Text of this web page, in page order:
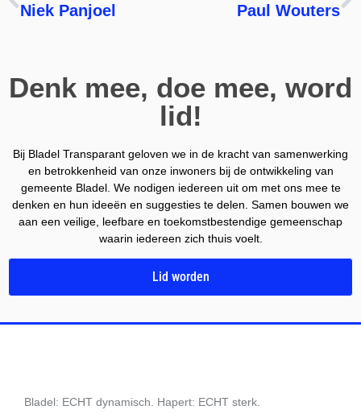
Niek Panjoel Paul Wouters
Denk mee, doe mee, word
lid!
Bij Bladel Transparant geloven we in de kracht van samenwerking
en betrokkenheid van onze inwoners bij de ontwikkeling van
gemeente Bladel. We nodigen iedereen uit om met ons mee te
denken en hun ideeën en suggesties te delen. Samen bouwen we
aan een veilige, leefbare en toekomstbestendige gemeenschap
waarin iedereen zich thuis voelt.
Lid worden
Bladel: ECHT dynamisch. Hapert: ECHT sterk.